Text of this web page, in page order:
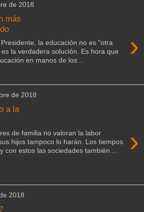
de 2018
más
›
la educación no es "otra
la verdadera solución. Es hora que
en manos de los...
de 2018
a la
›
de familia no valoran la labor
hijos tampoco lo harán. Los tiempos
con estos las sociedades también....
2018